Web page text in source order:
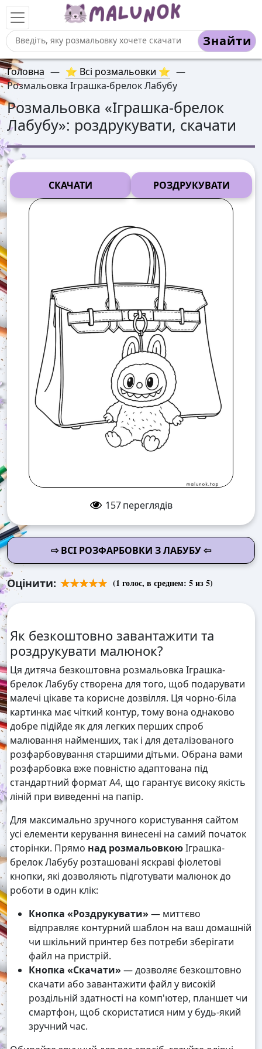
Знайти
Головна — ⭐ Всі розмальовки ⭐ —
Розмальовка Іграшка-брелок Лабубу
Розмальовка «Іграшка-брелок
Лабубу»: роздрукувати, скачати
СКАЧАТИ РОЗДРУКУВАТИ
157 переглядів
⇨ ВСІ РОЗФАРБОВКИ З ЛАБУБУ ⇦
Оцінити: (1 голос, в среднем: 5из 5)
Як безкоштовно завантажити та
роздрукувати малюнок?
Ця дитяча безкоштовна розмальовка Іграшка-
брелок Лабубу створена для того, щоб подарувати
малечі цікаве та корисне дозвілля. Ця чорно-біла
картинка має чіткий контур, тому вона однаково
добре підійде як для легких перших спроб
малювання найменших, так і для деталізованого
розфарбовування старшими дітьми. Обрана вами
розфарбовка вже повністю адаптована під
стандартний формат А4, що гарантує високу якість
ліній при виведенні на папір.
Для максимально зручного користування сайтом
усі елементи керування винесені на самий початок
сторінки. Прямо над розмальовкоюІграшка-
брелок Лабубу розташовані яскраві фіолетові
кнопки, які дозволяють підготувати малюнок до
роботи в один клік:
Кнопка «Роздрукувати» — миттєво
відправляє контурний шаблон на ваш домашній
чи шкільний принтер без потреби зберігати
файл на пристрій.
Кнопка «Скачати» — дозволяє безкоштовно
скачати або завантажити файл у високій
роздільній здатності на комп'ютер, планшет чи
смартфон, щоб скористатися ним у будь-який
зручний час.